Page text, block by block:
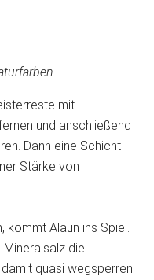
mit
und anschließend
Dann eine Schicht
Stärke von
Alaun ins Spiel.
die
quasi wegsperren.